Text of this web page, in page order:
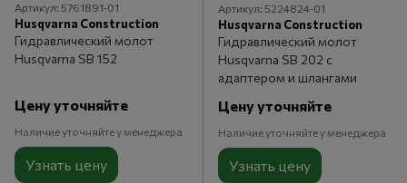
Артикул: 5761891‑01
Husqvarna Construction
Гидравлический молот
Husqvarna SB 152
Цену уточняйте
Наличие уточняйте у менеджера
Узнать цену
Артикул: 5224824‑01
Husqvarna Construction
Гидравлический молот
Husqvarna SB 202 с
адаптером и шлангами
Цену уточняйте
Наличие уточняйте у менеджера
Узнать цену